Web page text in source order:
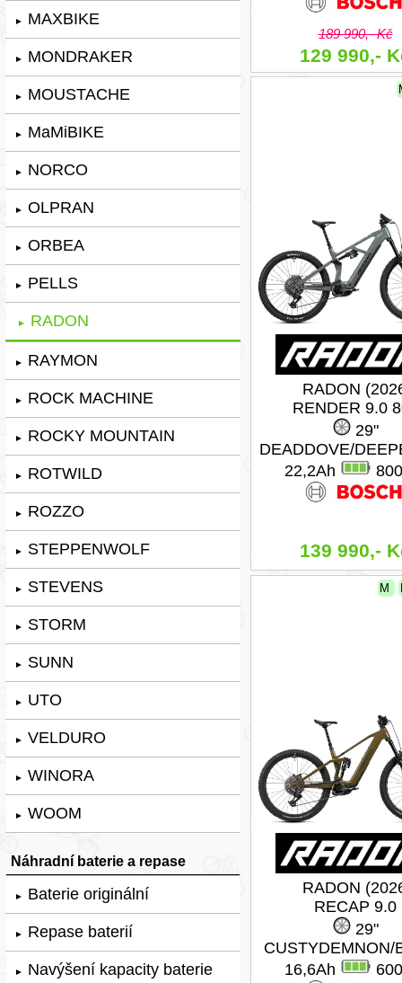
► MAXBIKE
► MONDRAKER
► MOUSTACHE
► MaMiBIKE
► NORCO
► OLPRAN
► ORBEA
► PELLS
► RADON
► RAYMON
► ROCK MACHINE
► ROCKY MOUNTAIN
► ROTWILD
► ROZZO
► STEPPENWOLF
► STEVENS
► STORM
► SUNN
► UTO
► VELDURO
► WINORA
► WOOM
Náhradní baterie a repase
► Baterie originální
► Repase baterií
► Navýšení kapacity baterie
189 990,- Kč
129 990,-
RADON
RENDER 9.0
29"
DEADDOVE/
22,2Ah
139 990,-
M
RADON
RECAP 9.0
29"
CUSTYDEMNON/
16,6Ah